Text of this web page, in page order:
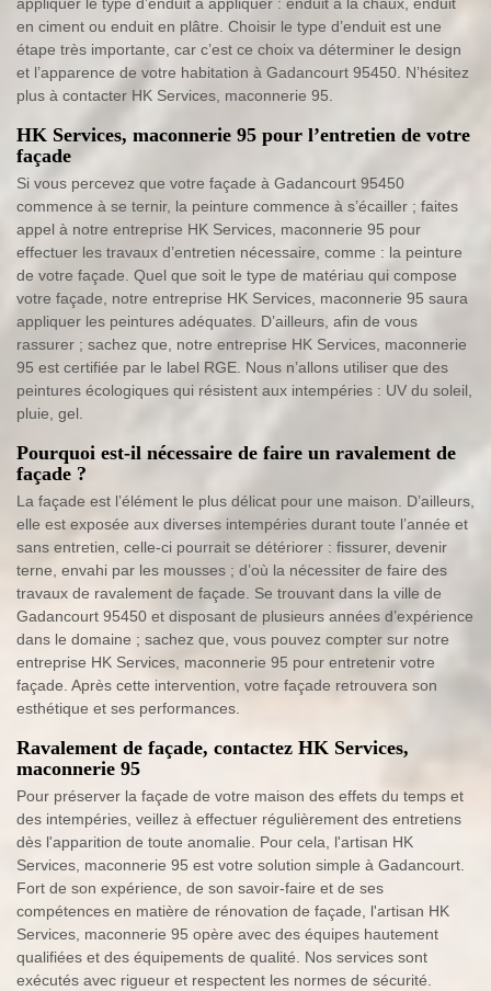
appliquer le type d’enduit à appliquer : enduit à la chaux, enduit
en ciment ou enduit en plâtre. Choisir le type d’enduit est une
étape très importante, car c’est ce choix va déterminer le design
et l’apparence de votre habitation à Gadancourt 95450. N’hésitez
plus à contacter HK Services, maconnerie 95.
HK Services, maconnerie 95 pour l’entretien de votre
façade
Si vous percevez que votre façade à Gadancourt 95450
commence à se ternir, la peinture commence à s’écailler ; faites
appel à notre entreprise HK Services, maconnerie 95 pour
effectuer les travaux d’entretien nécessaire, comme : la peinture
de votre façade. Quel que soit le type de matériau qui compose
votre façade, notre entreprise HK Services, maconnerie 95 saura
appliquer les peintures adéquates. D’ailleurs, afin de vous
rassurer ; sachez que, notre entreprise HK Services, maconnerie
95 est certifiée par le label RGE. Nous n’allons utiliser que des
peintures écologiques qui résistent aux intempéries : UV du soleil,
pluie, gel.
Pourquoi est-il nécessaire de faire un ravalement de
façade ?
La façade est l’élément le plus délicat pour une maison. D’ailleurs,
elle est exposée aux diverses intempéries durant toute l’année et
sans entretien, celle-ci pourrait se détériorer : fissurer, devenir
terne, envahi par les mousses ; d’où la nécessiter de faire des
travaux de ravalement de façade. Se trouvant dans la ville de
Gadancourt 95450 et disposant de plusieurs années d’expérience
dans le domaine ; sachez que, vous pouvez compter sur notre
entreprise HK Services, maconnerie 95 pour entretenir votre
façade. Après cette intervention, votre façade retrouvera son
esthétique et ses performances.
Ravalement de façade, contactez HK Services,
maconnerie 95
Pour préserver la façade de votre maison des effets du temps et
des intempéries, veillez à effectuer régulièrement des entretiens
dès l'apparition de toute anomalie. Pour cela, l'artisan HK
Services, maconnerie 95 est votre solution simple à Gadancourt.
Fort de son expérience, de son savoir-faire et de ses
compétences en matière de rénovation de façade, l'artisan HK
Services, maconnerie 95 opère avec des équipes hautement
qualifiées et des équipements de qualité. Nos services sont
exécutés avec rigueur et respectent les normes de sécurité.